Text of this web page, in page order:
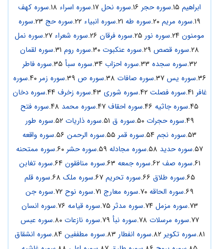
ابراهیم
سوره حجر سوره نحل سوره اسراء
سوره کهف
۱۹. سوره مریم سوره طه سوره انبیاء سوره حج
سوره
مومنون
سوره نور سوره فرقان سوره شعراء
سوره نمل
۲۸. سوره قصص سوره عنکبوت سوره روم
سوره لقمان
۳۲. سوره سجده سوره احزاب ۳۴. سوره سبأ ۳۵.
سوره فاطر
۳۶. سوره یس ۳۷. سوره صافات سوره ص سوره زمر ۴۰.
سوره
غافر
سوره فصلت ۴۲. سوره شوری سوره زخرف ۴۴.
سوره دخان
۴۵. سوره جاثیه سوره احقاف سوره محمد
سوره فتح
۴۹. سوره حجرات ۵۰. سوره ق سوره ذاریات ۵۲.
سوره طور
۵۳. سوره نجم سوره قمر سوره الرحمن
سوره واقعه
۵۷. سوره حدید سوره مجادله سوره حشر
سوره ممتحنه
۶۱. سوره صف ۶۲. سوره جمعه سوره منافقون ۶۴.
سوره تغابن
۶۵. سوره طلاق سوره تحریم ۶۷. سوره ملک
سوره قلم
۶۹. سوره الحاقه سوره معارج سوره نوح
سوره جن
۷۳. سوره مزمل ۷۴. سوره مدثر ۷۵. سوره قیامه
سوره انسان
۷۷. سوره مرسلات سوره نبأ سوره نازعات ۸۰.
سوره عبس
۸۱. سوره تکویر ۸۲. سوره انفطار سوره مطففین ۸۴.
سوره انشقاق